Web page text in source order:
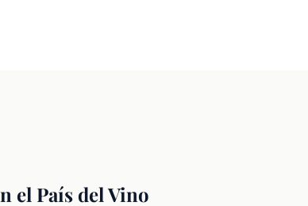
el País del Vino